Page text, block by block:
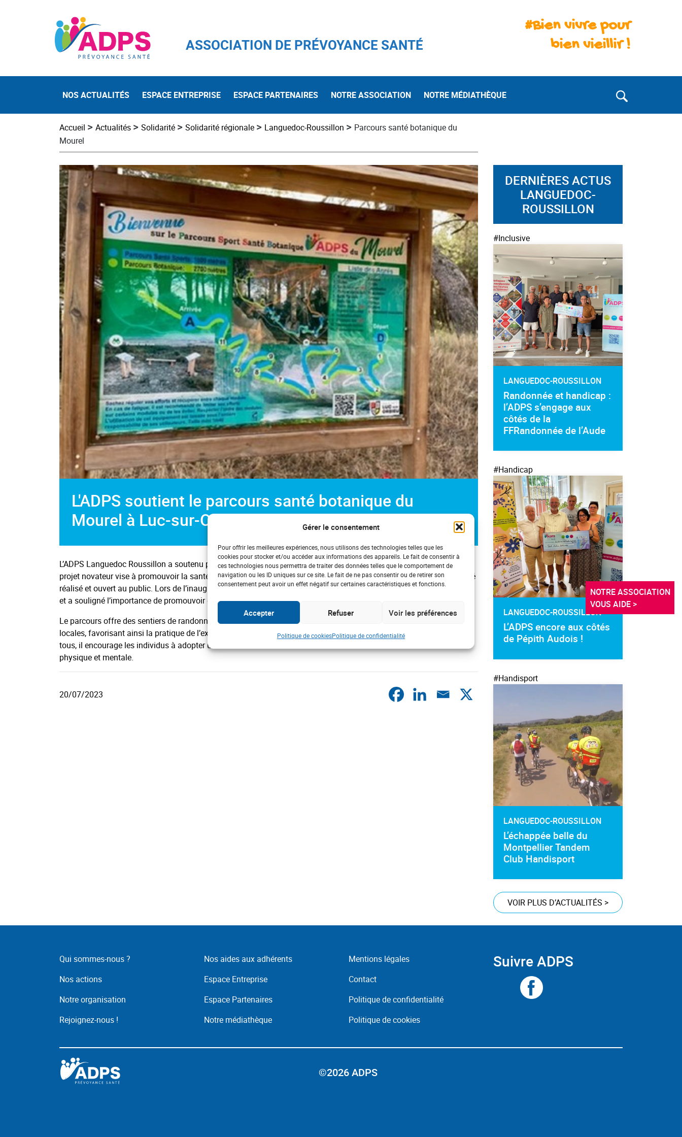
Gérer le consentement
Pour offrir les meilleures expériences, nous utilisons des technologies telles que les
cookies pour stocker et/ou accéder aux informations des appareils. Le fait de consentir à
ces technologies nous permettra de traiter des données telles que le comportement de
navigation ou les ID uniques sur ce site. Le fait de ne pas consentir ou de retirer son
consentement peut avoir un effet négatif sur certaines caractéristiques et fonctions.
Accepter Refuser Voir les préférences
Politique de cookiesPolitique de confidentialité
ASSOCIATION DE PRÉVOYANCE SANTÉ
#Bien vivre pour
bien vieillir !
NOS ACTUALITÉS ESPACE ENTREPRISE ESPACE PARTENAIRES NOTRE ASSOCIATION NOTRE MÉDIATHÈQUE
Accueil > Actualités > Solidarité > Solidarité régionale > Languedoc-Roussillon > Parcours santé botanique du
Mourel
L'ADPS soutient le parcours santé botanique du
Mourel à Luc-sur-Orbieu
L’ADPS Languedoc Roussillon a soutenu pour financer le parcours santé botanique du Mourel à Luc-sur-Orbieu. Ce
projet novateur vise à promouvoir la santé et la découverte de la nature. Grâce au soutien de l’ADPS, le parcours a été
réalisé et ouvert au public. Lors de l’inauguration, Joël Bouzin, délégué régional de l’ADPS, a représenté l’association
et a souligné l’importance de promouvoir des modes de vie sains.
Le parcours offre des sentiers de randonnée, des zones de relaxation et des panneaux d’information sur les plantes
locales, favorisant ainsi la pratique de l’exercice physique et l’apprentissage de la flore et de la faune. Accessible à
tous, il encourage les individus à adopter un mode de vie actif et à bénéficier des bienfaits de la nature sur la santé
physique et mentale.
20/07/2023
DERNIÈRES ACTUS
LANGUEDOC-
ROUSSILLON
#Inclusive
LANGUEDOC-ROUSSILLON
Randonnée et handicap :
l’ADPS s’engage aux
côtés de la
FFRandonnée de l’Aude
#Handicap
LANGUEDOC-ROUSSILLON
L’ADPS encore aux côtés
de Pépith Audois !
#Handisport
LANGUEDOC-ROUSSILLON
L’échappée belle du
Montpellier Tandem
Club Handisport
VOIR PLUS D’ACTUALITÉS >
NOTRE ASSOCIATION
VOUS AIDE >
Qui sommes-nous ?
Nos actions
Notre organisation
Rejoignez-nous !
Nos aides aux adhérents
Espace Entreprise
Espace Partenaires
Notre médiathèque
Mentions légales
Contact
Politique de confidentialité
Politique de cookies
Suivre ADPS
©2026 ADPS